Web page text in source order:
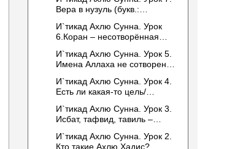
Отрицание телесности Абу
Бакром аль-Исмаили.
Отрицание телесности в
книге Усмана ибн Саида ад-
Дарими. Иман – это слова,
дела и познание
Вера в нузуль (букв.:
Усмана ибн Саида ад-Дарими
о нузуле. Считал ли ад-
Дарими, что Аллах
описывается физическим
И`тикад Ахлю Сунна. Урок
6.Коран – несотворённая
Корана сотворено?
Предопределение судьбы
И`тикад Ахлю Сунна. Урок 5.
Имена Аллаха не сотворены.
сифатов. Описание Аллаха
сифатом «вадж» (букв.: лик)
И`тикад Ахлю Сунна. Урок 4.
Есть ли какая-то цель/
Всевышнего? Можно ли
отрицать в отношении Аллаха
недостатки, отрицание
которых не пришло в Коране
И`тикад Ахлю Сунна. Урок 3.
Исбат, тафвид, тавиль –
муташабихат. Можно ли
И`тикад Ахлю Сунна. Урок 2.
Кто такие Ахлю Хадис?